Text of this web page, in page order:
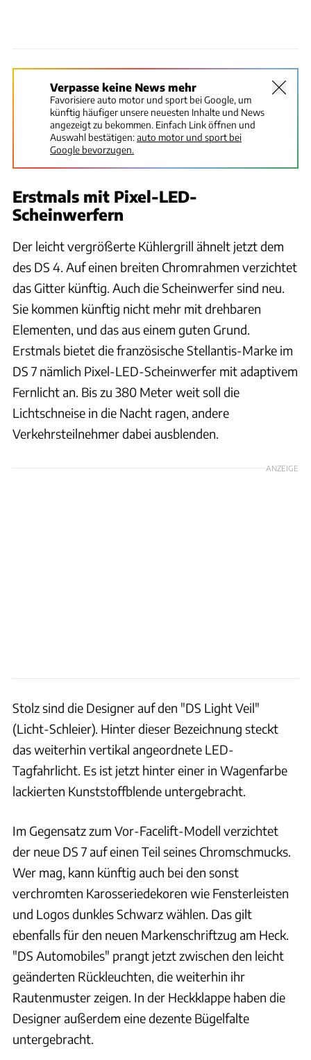
Verpasse keine News mehr
Favorisiere auto motor und sport bei Google, um
künftig häufiger unsere neuesten Inhalte und News
angezeigt zu bekommen. Einfach Link öffnen und
Auswahl bestätigen:auto motor und sport bei
Google bevorzugen.
Erstmals mit Pixel-LED-
Scheinwerfern
Der leicht vergrößerte Kühlergrill ähnelt jetzt dem
des DS 4. Auf einen breiten Chromrahmen verzichtet
das Gitter künftig. Auch die Scheinwerfer sind neu.
Sie kommen künftig nicht mehr mit drehbaren
Elementen, und das aus einem guten Grund.
Erstmals bietet die französische Stellantis-Marke im
DS 7 nämlich Pixel-LED-Scheinwerfer mit adaptivem
Fernlicht an. Bis zu 380 Meter weit soll die
Lichtschneise in die Nacht ragen, andere
Verkehrsteilnehmer dabei ausblenden.
ANZEIGE
Stolz sind die Designer auf den "DS Light Veil"
(Licht-Schleier). Hinter dieser Bezeichnung steckt
das weiterhin vertikal angeordnete LED-
Tagfahrlicht. Es ist jetzt hinter einer in Wagenfarbe
lackierten Kunststoffblende untergebracht.
Im Gegensatz zum Vor-Facelift-Modell verzichtet
der neue DS 7 auf einen Teil seines Chromschmucks.
Wer mag, kann künftig auch bei den sonst
verchromten Karosseriedekoren wie Fensterleisten
und Logos dunkles Schwarz wählen. Das gilt
ebenfalls für den neuen Markenschriftzug am Heck.
"DS Automobiles" prangt jetzt zwischen den leicht
geänderten Rückleuchten, die weiterhin ihr
Rautenmuster zeigen. In der Heckklappe haben die
Designer außerdem eine dezente Bügelfalte
untergebracht.